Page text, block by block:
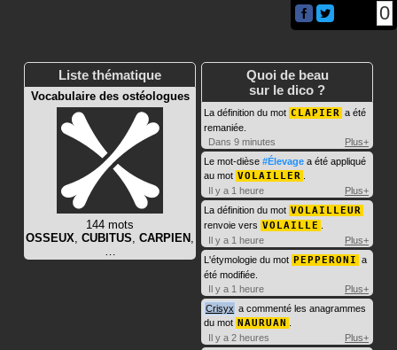
0
Liste thématique
Vocabulaire des ostéologues
144 mots
OSSEUX CUBITUS CARPIEN
Quoi de beau
sur le dico ?
La définition du mot CLAPIER a été
remaniée.
Dans 9 minutes
Plus+
Le mot-dièse #Élevage a été appliqué
au mot VOLAILLER
Il y a 1 heure
Plus+
La définition du mot VOLAILLEUR
renvoie vers VOLAILLE
Il y a 1 heure
Plus+
L'étymologie du mot PEPPERONI a
été modifiée.
Il y a 1 heure
Plus+
Crisyx a commenté les anagrammes
du mot NAURUAN
Il y a 2 heures
Plus+